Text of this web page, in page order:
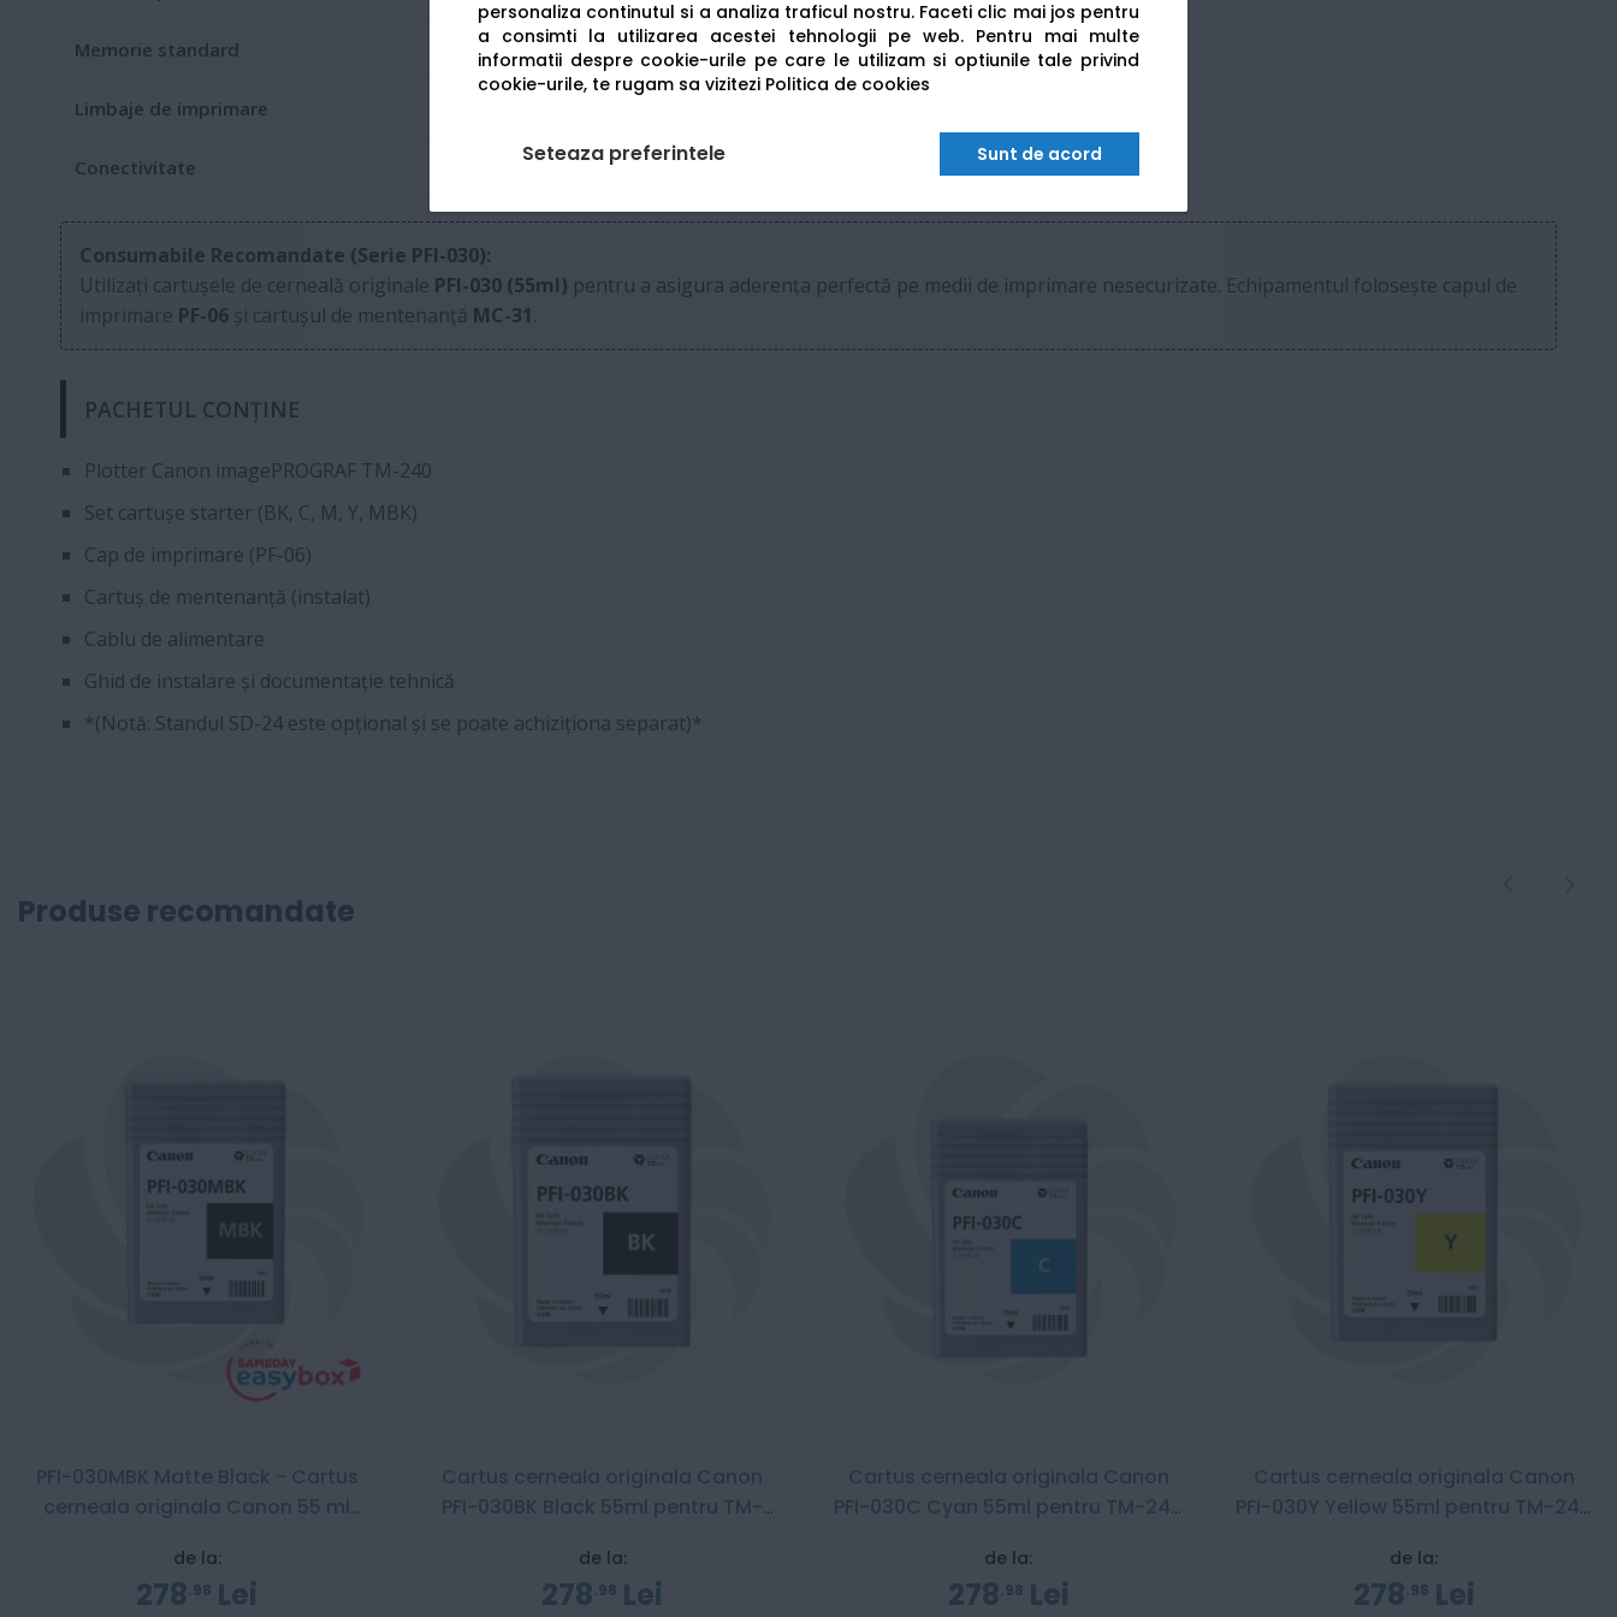
personaliza continutul si a analiza traficul nostru. Faceti clic mai jos pentru
a consimti la utilizarea acestei tehnologii pe web. Pentru mai multe
informatii despre cookie-urile pe care le utilizam si optiunile tale privind
cookie-urile, te rugam sa vizitezi Politica de cookies
Seteaza preferintele Sunt de acord
Memorie standard 2 GB RAM
Limbaje de imprimare
Conectivitate USB A/B, Gigabit Ethernet, Wi-Fi (IEEE802.11b/g/n)
Consumabile Recomandate (Serie PFI-030):
Utilizați cartușele de cerneală originale PFI-030 (55ml) pentru a asigura aderența perfectă pe medii de imprimare nesecurizate. Echipamentul folosește capul de
imprimare PF-06 și cartușul de mentenanță MC-31.
PACHETUL CONȚINE
Plotter Canon imagePROGRAF TM-240
Set cartușe starter (BK, C, M, Y, MBK)
Cap de imprimare (PF-06)
Cartuș de mentenanță (instalat)
Cablu de alimentare
Ghid de instalare și documentație tehnică
*(Notă: Standul SD-24 este opțional și se poate achiziționa separat)*
Produse recomandate
PFI-030MBK Matte Black - Cartus
cerneala originala Canon 55 ml
de la:
278 98 Lei
Cartus cerneala originala Canon
PFI-030BK Black 55ml pentru TM-
de la:
278 98 Lei
Cartus cerneala originala Canon
PFI-030C Cyan 55ml pentru TM-240
de la:
278 98 Lei
Cartus cerneala originala Canon
PFI-030Y Yellow 55ml pentru TM-240
de la:
278 98 Lei